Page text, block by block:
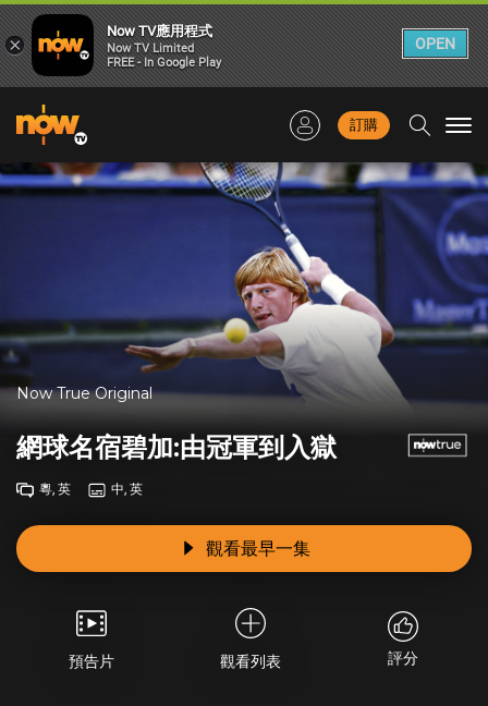
訂購
Now True Original
網球名宿碧加:由冠軍到入獄
粵, 英 中, 英
觀看最早一集
預告片 觀看列表 評分
×
Now TV應用程式
Now TV Limited
FREE - In Google Play
OPEN